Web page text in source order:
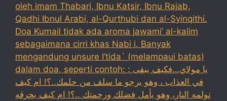
oleh imam Thabari, Ibnu Katsir, Ibnu Rajab,
Qadhi Ibnul Arabi, al-Qurthubi dan al-Syinqithi.
Doa Kumail tidak ada aroma jawami’ al-kalim
sebagaimana cirri khas Nabi i. Banyak
mengandung unsure I’tida` (melampaui batas)
dalam doa, seperti contoh: : يا مولاي…فكيف يبقى
في العذاب ، وهو يرجو ما سلف من حلمك..؟! ام كيف
تولمه النار، وهو يأمل فضلك ورحمتك ..؟! ام كيف يحرقه